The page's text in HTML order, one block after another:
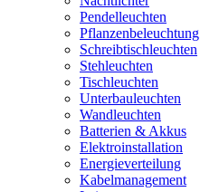
Pendelleuchten
Pflanzenbeleuchtung
Schreibtischleuchten
Stehleuchten
Tischleuchten
Unterbauleuchten
Wandleuchten
Batterien & Akkus
Elektroinstallation
Energieverteilung
Kabelmanagement